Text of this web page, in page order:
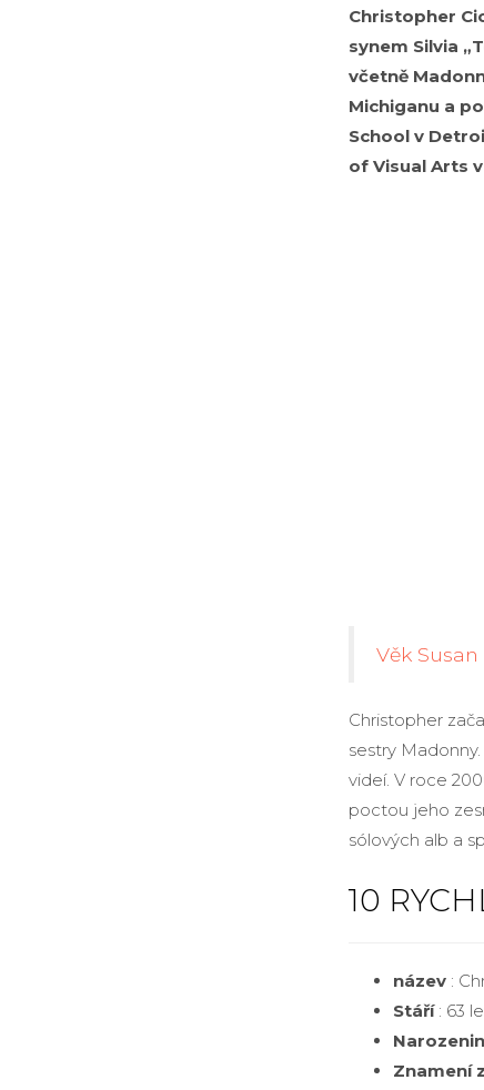
Christopher
synem Silvia
včetně
Michiganu a
School v
of Visual Arts
Věk
Christopher
sestry
videí. V roce
poctou jeho
sólových alb a
10
název:
Stáří: 63
Znamení